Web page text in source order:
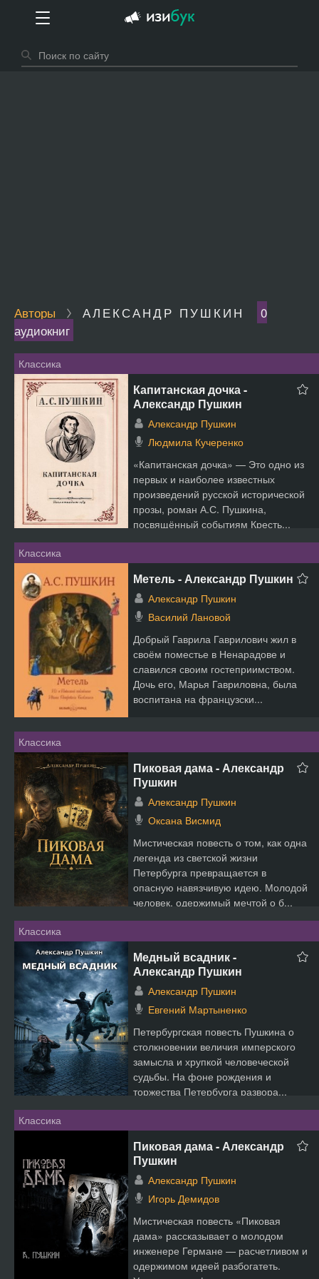
Авторы АЛЕКСАНДР ПУШКИН
0
аудиокниг
Классика
Капитанская дочка -
Александр Пушкин
Александр Пушкин
Людмила Кучеренко
«Капитанская дочка» — Это одно из
первых и наиболее известных
произведений русской исторической
прозы, роман А.С. Пушкина,
посвящённый событиям Кресть...
Классика
Метель - Александр Пушкин
Александр Пушкин
Василий Лановой
Добрый Гаврила Гаврилович жил в
своём поместье в Ненарадове и
славился своим гостеприимством.
Дочь его, Марья Гавриловна, была
воспитана на французски...
Классика
Пиковая дама - Александр
Пушкин
Александр Пушкин
Оксана Висмид
Мистическая повесть о том, как одна
легенда из светской жизни
Петербурга превращается в
опасную навязчивую идею. Молодой
человек, одержимый мечтой о б...
Классика
Медный всадник -
Александр Пушкин
Александр Пушкин
Евгений Мартыненко
Петербургская повесть Пушкина о
столкновении величия имперского
замысла и хрупкой человеческой
судьбы. На фоне рождения и
торжества Петербурга развора...
Классика
Пиковая дама - Александр
Пушкин
Александр Пушкин
Игорь Демидов
Мистическая повесть «Пиковая
дама» рассказывает о молодом
инженере Германе — расчетливом и
одержимом идеей разбогатеть.